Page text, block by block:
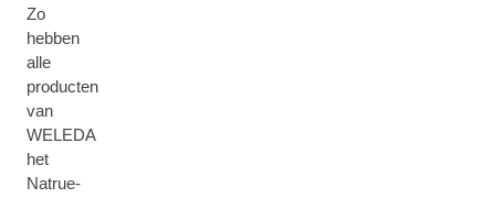
Zo
hebben
alle
producten
van
WELEDA
het
Natrue-